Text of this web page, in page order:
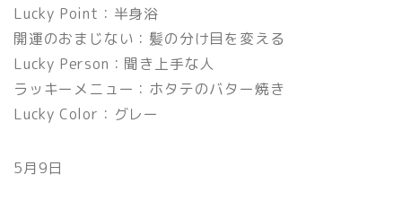
Lucky Point：半身浴
開運のおまじない：髪の分け目を変える
Lucky Person：聞き上手な人
ラッキーメニュー：ホタテのバター焼き
Lucky Color：グレー
5月9日